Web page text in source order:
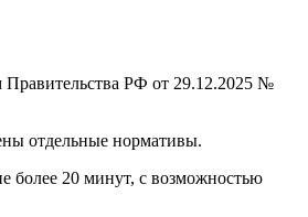
Правительства РФ от 29.12.2025 №
отдельные нормативы.
более 20 минут, с возможностью